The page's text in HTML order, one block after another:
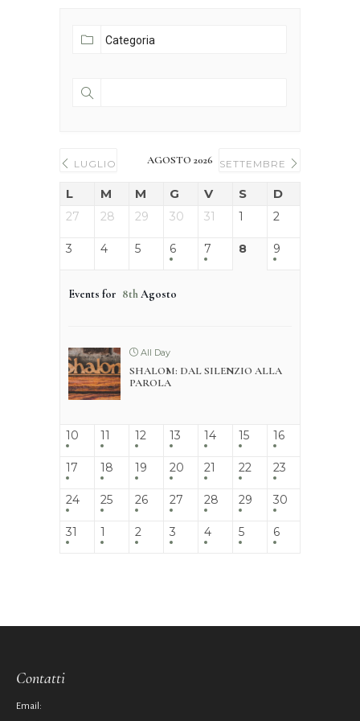
LUGLIO AGOSTO 2026 SETTEMBRE
L M M G V S D
27 28 29 30 31 1 2
3 4 5 6 7 8 9
Events for 8thAgosto
All Day
SHALOM: DAL SILENZIO ALLA
PAROLA
10 11 12 13 14 15 16
17 18 19 20 21 22 23
24 25 26 27 28 29 30
31 1 2 3 4 5 6
Contatti
Email: